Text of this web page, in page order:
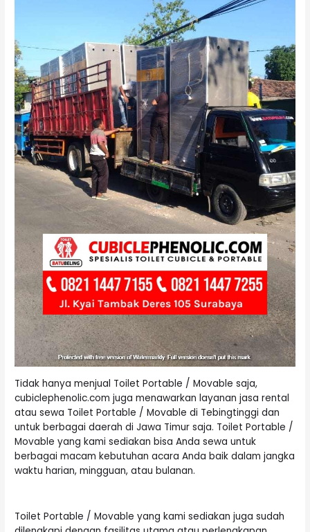
Tidak hanya menjual Toilet Portable / Movable saja,
cubiclephenolic.com juga menawarkan layanan jasa rental
atau sewa Toilet Portable / Movable di Tebingtinggi dan
untuk berbagai daerah di Jawa Timur saja. Toilet Portable /
Movable yang kami sediakan bisa Anda sewa untuk
berbagai macam kebutuhan acara Anda baik dalam jangka
waktu harian, mingguan, atau bulanan.
Toilet Portable / Movable yang kami sediakan juga sudah